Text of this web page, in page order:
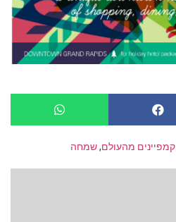
קמפיינים מהעולם,שמחה